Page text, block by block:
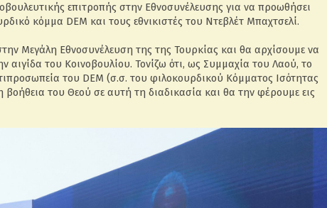
επιτροπής στην Εθνοσυνέλευσης για να προωθήσει
κόμμα DEM και τους εθνικιστές του Ντεβλέτ Μπαχτσελί.
Μεγάλη Εθνοσυνέλευση της της Τουρκίας και θα αρχίσουμε να
αιγίδα του Κοινοβουλίου. Τονίζω ότι, ως Συμμαχία του Λαού, το
του DEM (σ.σ. του φιλοκουρδικού Κόμματος Ισότητας
του Θεού σε αυτή τη διαδικασία και θα την φέρουμε εις